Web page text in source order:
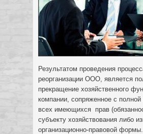
Результатом проведения
реорганизации ООО, является
прекращение хозяйственного
компании, сопряженное с полной
всех имеющихся прав
субъекту хозяйствования либо
организационно-правовой формы.